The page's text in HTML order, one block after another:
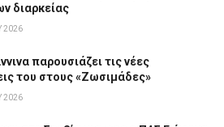
διαρκείας
2026
παρουσιάζει τις νέες
του στους «Ζωσιμάδες»
2026